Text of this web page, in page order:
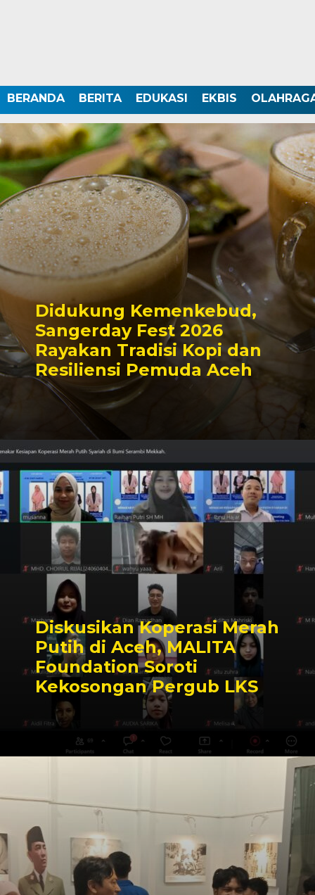
BERANDA BERITA EDUKASI EKBIS
Didukung Kemenkebud,
Sangerday Fest 2026
Rayakan Tradisi Kopi dan
Resiliensi Pemuda Aceh
Diskusikan Koperasi Merah
Putih di Aceh, MALITA
Foundation Soroti
Kekosongan Pergub LKS